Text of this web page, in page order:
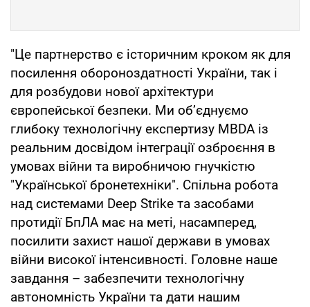
"Це партнерство є історичним кроком як для
посилення обороноздатності України, так і
для розбудови нової архітектури
європейської безпеки. Ми об’єднуємо
глибоку технологічну експертизу MBDA із
реальним досвідом інтеграції озброєння в
умовах війни та виробничою гнучкістю
"Української бронетехніки". Спільна робота
над системами Deep Strike та засобами
протидії БпЛА має на меті, насамперед,
посилити захист нашої держави в умовах
війни високої інтенсивності. Головне наше
завдання – забезпечити технологічну
автономність України та дати нашим